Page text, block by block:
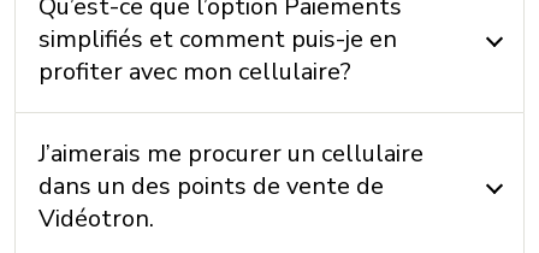
simplifiés et comment puis-je en
profiter avec mon cellulaire?
J’aimerais me procurer un cellulaire
dans un des points de vente de
Vidéotron.